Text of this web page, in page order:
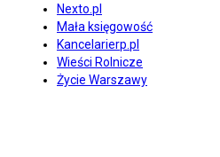
Nexto.pl
Mała księgowość
Kancelarierp.pl
Wieści Rolnicze
Życie Warszawy